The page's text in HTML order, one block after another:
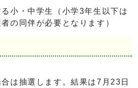
小・中学生（小学3年生以下は
の同伴が必要となります）
は抽選します。結果は7月23日